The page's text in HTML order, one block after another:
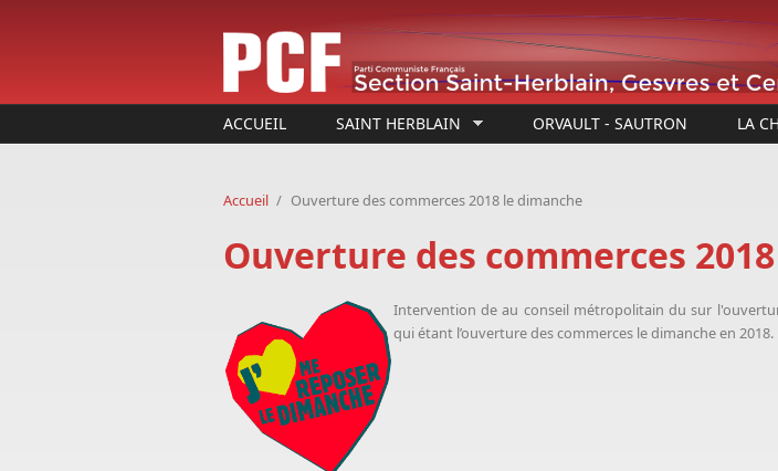
ACCUEIL SAINT HERBLAIN ORVAULT - SAUTRON LA
Accueil / Ouverture des commerces 2018 le dimanche
Ouverture des commerces
Intervention deau conseil métropolitain du sur
qui étant l’ouverture des commerces le dimanche en 2018.